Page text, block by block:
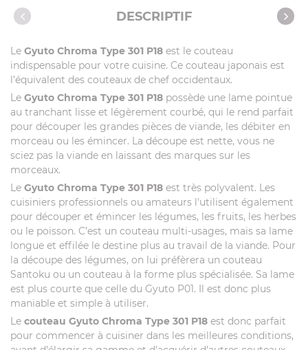
Caractéristiques DESCRIPTIF
Le Gyuto Chroma Type 301 P18 est le couteau
indispensable pour votre cuisine. Ce couteau japonais est
l’équivalent des couteaux de chef occidentaux.
Le Gyuto Chroma Type 301 P18 possède une lame pointue
au tranchant lisse et légèrement courbé, qui le rend parfait
pour découper les grandes pièces de viande, les débiter en
morceau ou les émincer. La découpe est nette, vous ne
sciez pas la viande en laissant des marques sur les
morceaux.
Le Gyuto Chroma Type 301 P18 est très polyvalent. Les
cuisiniers professionnels ou amateurs l'utilisent également
pour découper et émincer les légumes, les fruits, les herbes
ou le poisson. C’est un couteau multi-usages, mais sa lame
longue et effilée le destine plus au travail de la viande. Pour
la découpe des légumes, on lui préfèrera un couteau
Santoku ou un couteau à la forme plus spécialisée. Sa lame
est plus courte que celle du Gyuto P01. Il est donc plus
maniable et simple à utiliser.
Le couteau Gyuto Chroma Type 301 P18 est donc parfait
pour commencer à cuisiner dans les meilleures conditions,